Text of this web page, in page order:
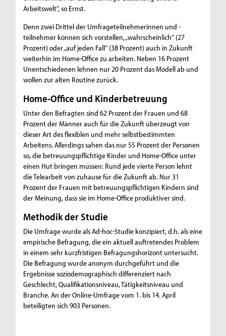
Arbeitswelt“, so Ernst.
Denn zwei Drittel der Umfrageteilnehmerinnen und -
teilnehmer können sich vorstellen, „wahrscheinlich“ (27
Prozent) oder „auf jeden Fall“ (38 Prozent) auch in Zukunft
weiterhin im Home-Office zu arbeiten. Neben 16 Prozent
Unentschiedenen lehnen nur 20 Prozent das Modell ab und
wollen zur alten Routine zurück.
Home-Office und Kinderbetreuung
Unter den Befragten sind 62 Prozent der Frauen und 68
Prozent der Männer auch für die Zukunft überzeugt von
dieser Art des flexiblen und mehr selbstbestimmten
Arbeitens. Allerdings sahen das nur 55 Prozent der Personen
so, die betreuungspflichtige Kinder und Home-Office unter
einen Hut bringen müssen: Rund jede vierte Person lehnt
die Telearbeit von zuhause für die Zukunft ab. Nur 31
Prozent der Frauen mit betreuungspflichtigen Kindern sind
der Meinung, dass sie im Home-Office produktiver sind.
Methodik der Studie
Die Umfrage wurde als Ad-hoc-Studie konzipiert, d.h. als eine
empirische Befragung, die ein aktuell auftretendes Problem
in einem sehr kurzfristigen Befragungshorizont untersucht.
Die Befragung wurde anonym durchgeführt und die
Ergebnisse soziodemographisch differenziert nach
Geschlecht, Qualifikationsniveau, Tätigkeitsniveau und
Branche. An der Online-Umfrage vom 1. bis 14. April
beteiligten sich 903 Personen.